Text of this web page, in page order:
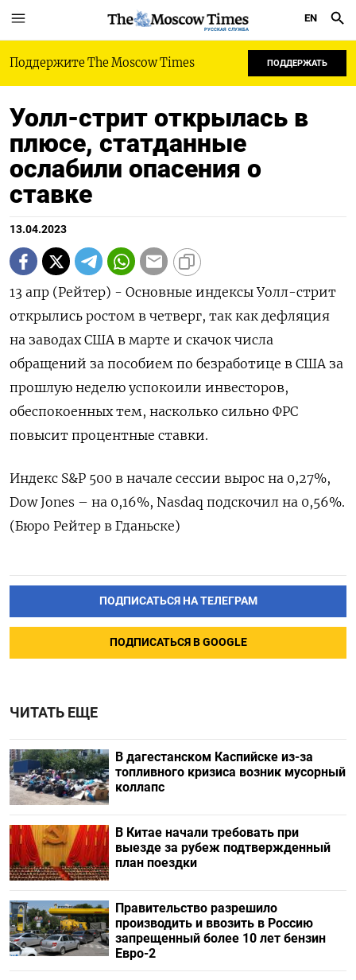
РУССКАЯ СЛУЖБА
EN
Поддержите The Moscow Times ПОДДЕРЖАТЬ
Уолл-стрит открылась в
плюсе, статданные
ослабили опасения о
ставке
13.04.2023
13 апр (Рейтер) - Основные индексы Уолл-стрит
открылись ростом в четверг, так как дефляция
на заводах США в марте и скачок числа
обращений за пособием по безработице в США за
прошлую неделю успокоили инвесторов,
обеспокоенных тем, насколько сильно ФРС
повысит процентные ставки.
Индекс S&P 500 в начале сессии вырос на 0,27%,
Dow Jones – на 0,16%, Nasdaq подскочил на 0,56%.
(Бюро Рейтер в Гданьске)
ПОДПИСАТЬСЯ НА ТЕЛЕГРАМ
ПОДПИСАТЬСЯ В GOOGLE
ЧИТАТЬ ЕЩЕ
В дагестанском Каспийске из-за
топливного кризиса возник мусорный
коллапс
В Китае начали требовать при
выезде за рубеж подтвержденный
план поездки
Правительство разрешило
производить и ввозить в Россию
запрещенный более 10 лет бензин
Евро-2